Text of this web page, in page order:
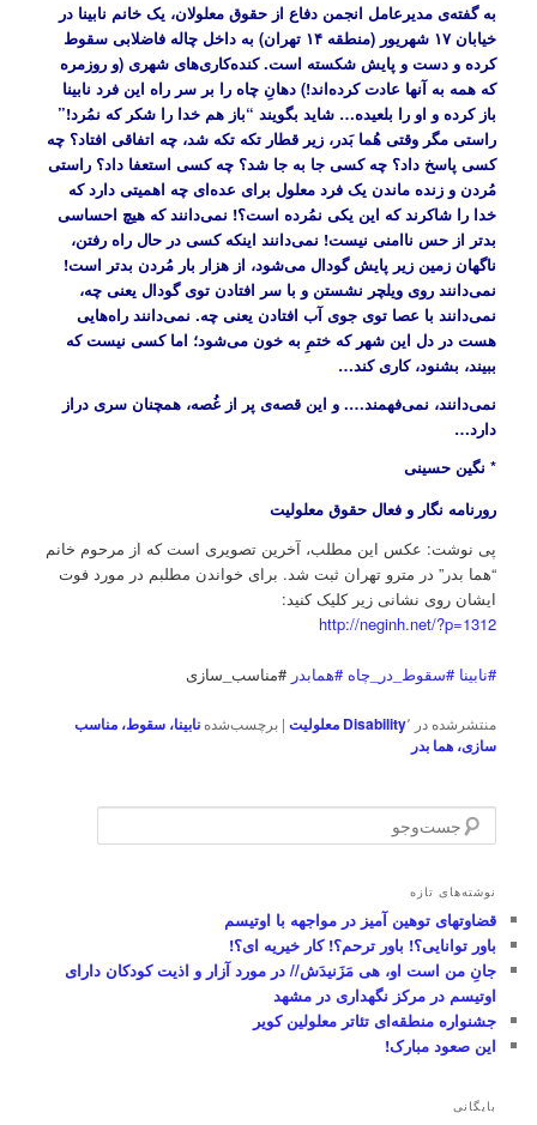
به گفته‌ی مدیرعامل انجمن دفاع از حقوق معلولان، یک خانم نابینا در
خیابان ۱۷ شهریور (منطقه ۱۴ تهران) به داخل چاله فاضلابی سقوط
کرده و دست و پایش شکسته است. کنده‌کاری‌های شهری (و روزمره
که همه به آنها عادت کرده‌اند!) دهانِ چاه را بر سر راه این فرد نابینا
باز کرده و او را بلعیده… شاید بگویند “باز هم خدا را شکر که نمُرد!”
راستی مگر وقتی هُما بَدر، زیر قطار تکه تکه شد، چه اتفاقی افتاد؟ چه
کسی پاسخ داد؟ چه کسی جا به جا شد؟ چه کسی استعفا داد؟ راستی
مُردن و زنده ماندن یک فرد معلول برای عده‌ای چه اهمیتی دارد که
خدا را شاکرند که این یکی نمُرده است؟! نمی‌دانند که هیچ احساسی
بدتر از حس ناامنی نیست! نمی‌‌دانند اینکه کسی در حال راه رفتن،
ناگهان زمین زیر پایش گودال می‌شود، از هزار بار مُردن بدتر است!
نمی‌دانند روی ویلچر نشستن و با سر افتادن توی گودال یعنی چه،
نمی‌دانند با عصا توی جوی آب افتادن یعنی چه. نمی‌دانند راه‌هایی
هست در دل این شهر که ختمِ به خون می‌شود؛ اما کسی نیست که
ببیند، بشنود، کاری کند…
نمی‌دانند، نمی‌فهمند…. و این قصه‌ی پر از غُصه، همچنان سری دراز
دارد…
* نگین حسینی
رورنامه نگار و فعال حقوق معلولیت
پی نوشت: عکس این مطلب، آخرین تصویری است که از مرحوم خانم
“هما بدر” در مترو تهران ثبت شد. برای خواندن مطلبم در مورد فوت
ایشان روی نشانی زیر کلیک کنید:
http://neginh.net/?p=1312
‫#‏نابینا‬ ‫#‏سقوط_در_چاه‬ ‫#‏همابدر‬ #مناسب_سازی
منتشرشده در Disability٬ معلولیت |برچسب‌شده نابینا، سقوط، مناسب
سازی، هما بدر
س
و
و
نوشته‌های تازه
قضاوتهای توهین آمیز در مواجهه با اوتیسم
باور توانایی؟! باور ترحم؟! کار خیریه ای؟!
جانِ من است او، هی مَزَنیدَش// در مورد آزار و اذیت کودکان دارای
اوتیسم در مرکز نگهداری در مشهد
جشنواره منطقه‌ای تئاتر معلولین کویر
این صعود مبارک!
بایگانی